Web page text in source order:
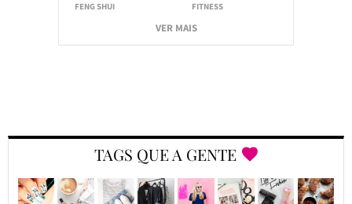
FENG SHUI
FITNESS
VER MAIS
TAGS QUE A GENTE